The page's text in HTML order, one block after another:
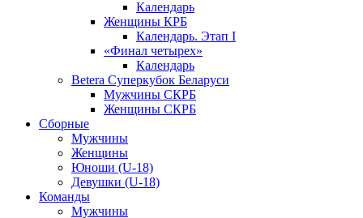
Календарь
Женщины КРБ
Календарь. Этап I
«Финал четырех»
Календарь
Betera Суперкубок Беларуси
Мужчины СКРБ
Женщины СКРБ
Сборные
Мужчины
Женщины
Юноши (U-18)
Девушки (U-18)
Команды
Мужчины